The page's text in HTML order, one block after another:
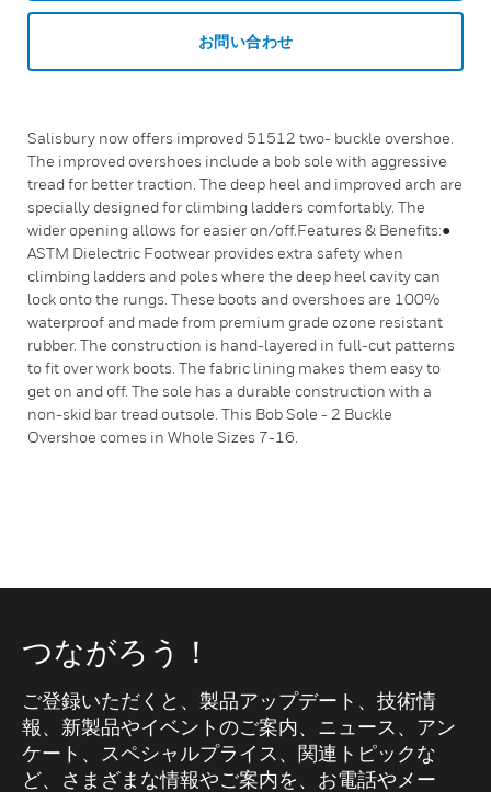
お問い合わせ
Salisbury now offers improved 51512 two- buckle overshoe.
The improved overshoes include a bob sole with aggressive
tread for better traction. The deep heel and improved arch are
specially designed for climbing ladders comfortably. The
wider opening allows for easier on/off.Features & Benefits:●
ASTM Dielectric Footwear provides extra safety when
climbing ladders and poles where the deep heel cavity can
lock onto the rungs. These boots and overshoes are 100%
waterproof and made from premium grade ozone resistant
rubber. The construction is hand-layered in full-cut patterns
to fit over work boots. The fabric lining makes them easy to
get on and off. The sole has a durable construction with a
non-skid bar tread outsole. This Bob Sole - 2 Buckle
Overshoe comes in Whole Sizes 7-16.
つながろう！
ご登録いただくと、製品アップデート、技術情
報、新製品やイベントのご案内、ニュース、アン
ケート、スペシャルプライス、関連トピックな
ど、さまざまな情報やご案内を、お電話やメー